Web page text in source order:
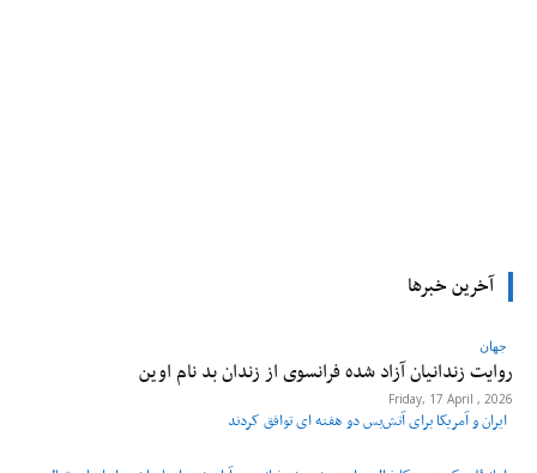
آخرین خبرها
جهان
روایت زندانیان آزاد شده فرانسوی از زندان ‌بد نام اوین
Friday, 17 April , 2026
ایران و آمریکا برای آتش‌بس دو هفته‌ ای توافق کردند